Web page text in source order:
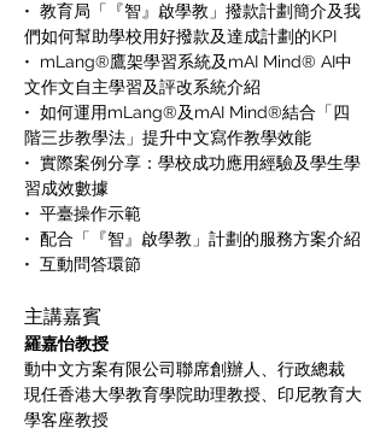
•  教育局「『智』啟學教」撥款計劃簡介及我
們如何幫助學校用好撥款及達成計劃的KPI
•  mLang®鷹架學習系統及mAI Mind® AI中
文作文自主學習及評改系統介紹
•  如何運用mLang®及mAI Mind®結合「四
階三步教學法」提升中文寫作教學效能
•  實際案例分享：學校成功應用經驗及學生學
習成效數據
•  平臺操作示範
•  配合「『智』啟學教」計劃的服務方案介紹
•  互動問答環節
主講嘉賓
羅嘉怡教授
動中文方案有限公司聯席創辦人、行政總裁
現任香港大學教育學院助理教授、印尼教育大
學客座教授